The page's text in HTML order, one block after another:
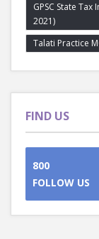
GPSC State
2021)
Talati Practice
FIND US
800
FOLLOW US